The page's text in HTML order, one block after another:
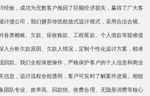
经验，成功为无数客户挽回了巨额经济损失，赢得了广大客
讨债公司，我们摒弃传统粗放式追讨模式，采用合法合规、
各类赖账、欠款、应收账款、工程尾款、个人借款等疑难债
入分析欠款原因、欠款人情况，定制个性化追讨方案，精准
回款。我们全程保密操作，严格保护客户的个人信息和商业
信息，追讨流程全程透明，客户可实时了解案件进展。相较
团队专业、效率高、回款快、收费合理、无隐形消费等核心